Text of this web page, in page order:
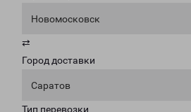
Новомосковск
⇄
Город доставки
Саратов
Тип перевозки